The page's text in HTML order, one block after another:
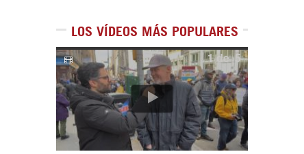
LOS VÍDEOS MÁS POPULARES
1de5